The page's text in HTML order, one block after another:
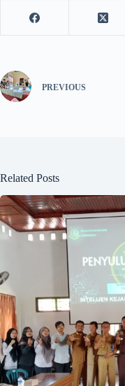
PREVIOUS
Related Posts